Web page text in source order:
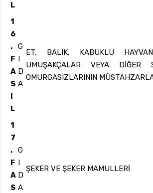
L
1
6
.
F
A
S
L
G
D
A
ET, BALIK, KABUKLU
UMUŞAKÇALAR VEYA DİĞER
OMURGASIZLARININ
1
7
.
F
A
S
G
D
A
ŞEKER VE ŞEKER MAMULLERİ